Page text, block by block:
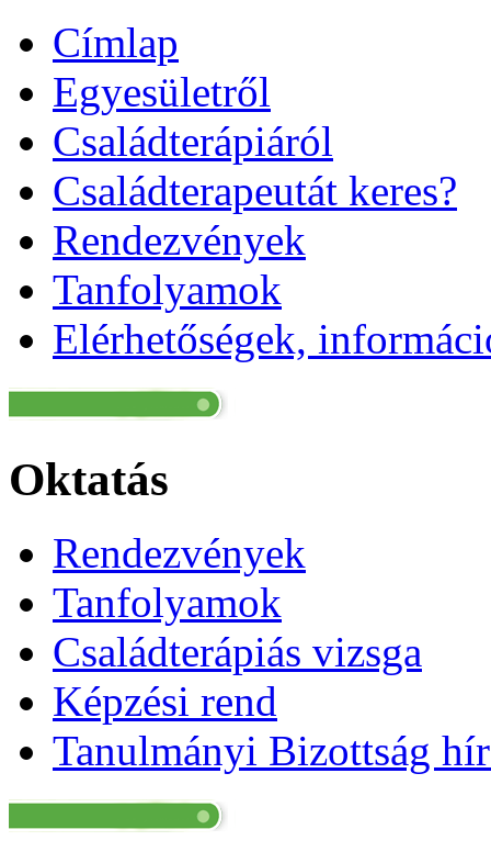
Címlap
Egyesületről
Családterápiáról
Családterapeutát keres?
Rendezvények
Tanfolyamok
Elérhetőségek,
Oktatás
Rendezvények
Tanfolyamok
Családterápiás vizsga
Képzési rend
Tanulmányi Bizottság